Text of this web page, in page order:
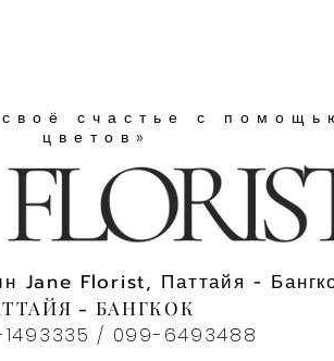
счастье с
цветов»
Jane Florist, Паттайя -
- БАНГКОК
1493335 / 099-6493488